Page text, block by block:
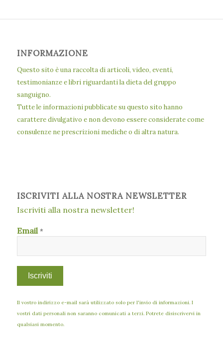
INFORMAZIONE
Questo sito è una raccolta di articoli, video, eventi,
testimonianze e libri riguardanti la dieta del gruppo
sanguigno.
Tutte le informazioni pubblicate su questo sito hanno
carattere divulgativo e non devono essere considerate come
consulenze ne prescrizioni mediche o di altra natura.
ISCRIVITI ALLA NOSTRA NEWSLETTER
Iscriviti alla nostra newsletter!
Email*
Il vostro indirizzo e-mail sarà utilizzato solo per l'invio di informazioni. I
vostri dati personali non saranno comunicati a terzi. Potrete disiscrivervi in
qualsiasi momento.